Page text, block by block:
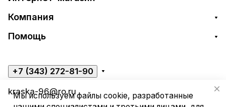
Компания
Помощь
+7 (343) 272-81-90
kraska-96@ro.ru
Мы используем файлы cookie, разработанные